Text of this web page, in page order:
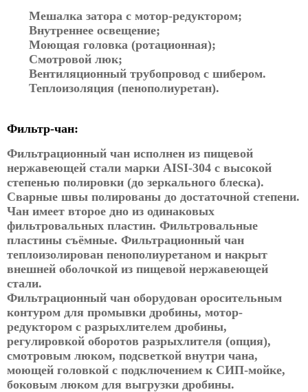
Мешалка затора с мотор-редуктором;
Внутреннее освещение;
Моющая головка (ротационная);
Смотровой люк;
Вентиляционный трубопровод с шибером.
Теплоизоляция (пенополиуретан).
Фильтр-чан:
Фильтрационный чан исполнен из пищевой
нержавеющей стали марки AISI-304 с высокой
степенью полировки (до зеркального блеска).
Сварные швы полированы до достаточной степени.
Чан имеет второе дно из одинаковых
фильтровальных пластин. Фильтровальные
пластины съёмные. Фильтрационный чан
теплоизолирован пенополиуретаном и накрыт
внешней оболочкой из пищевой нержавеющей
стали.
Фильтрационный чан оборудован оросительным
контуром для промывки дробины, мотор-
редуктором с разрыхлителем дробины,
регулировкой оборотов разрыхлителя (опция),
смотровым люком, подсветкой внутри чана,
моющей головкой с подключением к СИП-мойке,
боковым люком для выгрузки дробины.